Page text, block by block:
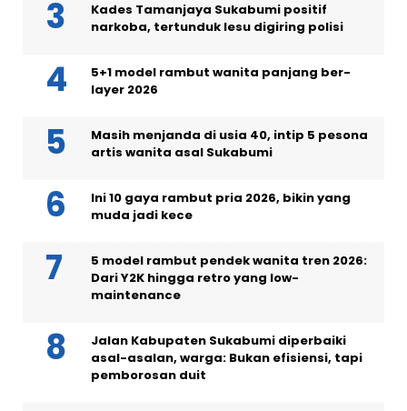
Kades Tamanjaya Sukabumi positif
narkoba, tertunduk lesu digiring polisi
5+1 model rambut wanita panjang ber-
layer 2026
Masih menjanda di usia 40, intip 5 pesona
artis wanita asal Sukabumi
Ini 10 gaya rambut pria 2026, bikin yang
muda jadi kece
5 model rambut pendek wanita tren 2026:
Dari Y2K hingga retro yang low-
maintenance
Jalan Kabupaten Sukabumi diperbaiki
asal-asalan, warga: Bukan efisiensi, tapi
pemborosan duit